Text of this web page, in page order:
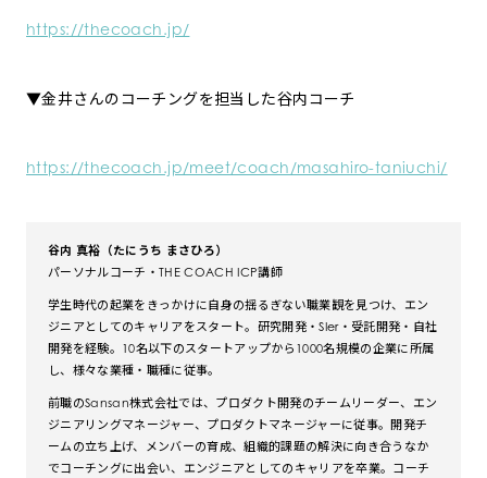
https://thecoach.jp/
▼金井さんのコーチングを担当した谷内コーチ
https://thecoach.jp/meet/coach/masahiro-taniuchi/
谷内 真裕（たにうち まさひろ）
パーソナルコーチ・THE COACH ICP講師
学生時代の起業をきっかけに自身の揺るぎない職業観を見つけ、エン
ジニアとしてのキャリアをスタート。研究開発・SIer・受託開発・自社
開発を経験。10名以下のスタートアップから1000名規模の企業に所属
し、様々な業種・職種に従事。
前職のSansan株式会社では、プロダクト開発のチームリーダー、エン
ジニアリングマネージャー、プロダクトマネージャーに従事。開発チ
ームの立ち上げ、メンバーの育成、組織的課題の解決に向き合うなか
でコーチングに出会い、エンジニアとしてのキャリアを卒業。コーチ